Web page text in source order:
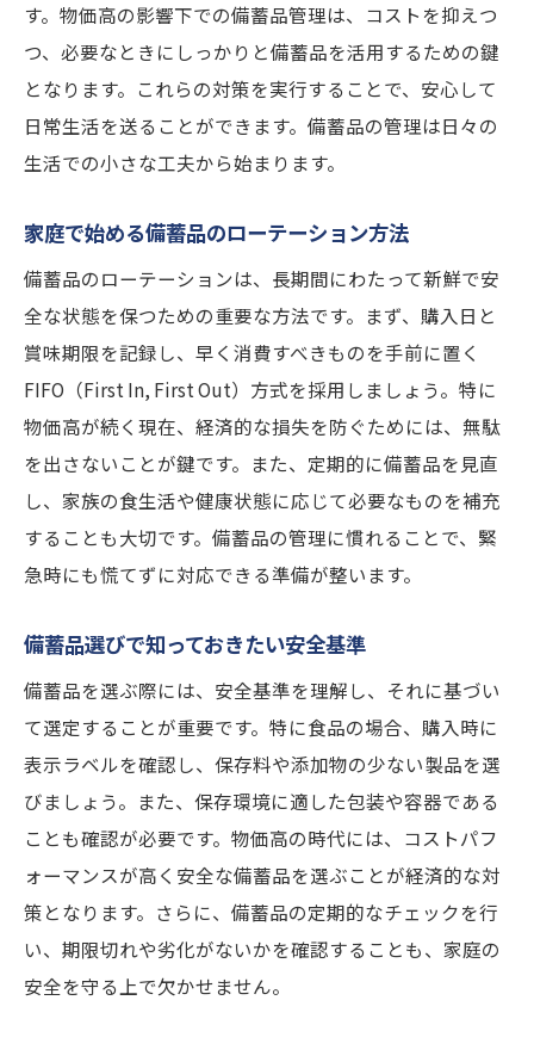
す。物価高の影響下での備蓄品管理は、コストを抑えつ
つ、必要なときにしっかりと備蓄品を活用するための鍵
となります。これらの対策を実行することで、安心して
日常生活を送ることができます。備蓄品の管理は日々の
生活での小さな工夫から始まります。
家庭で始める備蓄品のローテーション方法
備蓄品のローテーションは、長期間にわたって新鮮で安
全な状態を保つための重要な方法です。まず、購入日と
賞味期限を記録し、早く消費すべきものを手前に置く
FIFO（First In, First Out）方式を採用しましょう。特に
物価高が続く現在、経済的な損失を防ぐためには、無駄
を出さないことが鍵です。また、定期的に備蓄品を見直
し、家族の食生活や健康状態に応じて必要なものを補充
することも大切です。備蓄品の管理に慣れることで、緊
急時にも慌てずに対応できる準備が整います。
備蓄品選びで知っておきたい安全基準
備蓄品を選ぶ際には、安全基準を理解し、それに基づい
て選定することが重要です。特に食品の場合、購入時に
表示ラベルを確認し、保存料や添加物の少ない製品を選
びましょう。また、保存環境に適した包装や容器である
ことも確認が必要です。物価高の時代には、コストパフ
ォーマンスが高く安全な備蓄品を選ぶことが経済的な対
策となります。さらに、備蓄品の定期的なチェックを行
い、期限切れや劣化がないかを確認することも、家庭の
安全を守る上で欠かせません。